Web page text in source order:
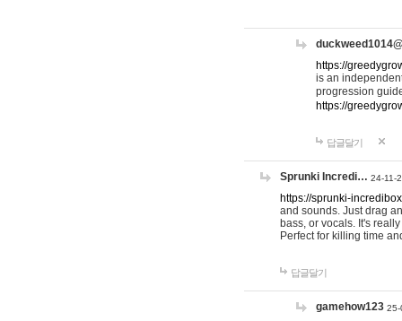
https://
is an
progression
https://
답글달기
Sprunki Incredi… 24-11-
https://sprunki-
and sounds. Just drag
bass, or vocals. It's
Perfect for killing time
답글달기
gamehow123 25-